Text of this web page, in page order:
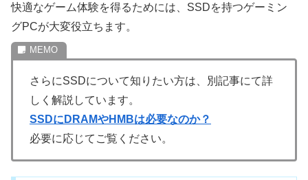
快適なゲーム体験を得るためには、SSDを持つゲーミン
グPCが大変役立ちます。
さらにSSDについて知りたい方は、別記事にて詳
しく解説しています。
SSDにDRAMやHMBは必要なのか？
必要に応じてご覧ください。